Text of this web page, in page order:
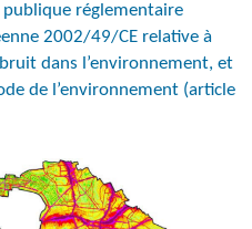
réglementaire
2002/49/CE relative à
dans l’environnement, et
de l’environnement (article